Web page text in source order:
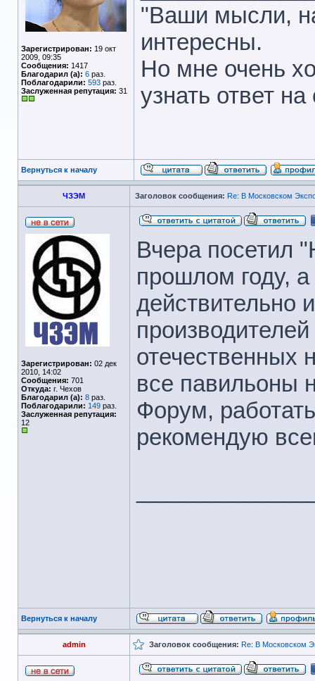
Зарегистрирован: 19 окт
2009, 09:35
Сообщения: 1417
Благодарил (а): 6 раз.
Поблагодарили: 593 раз.
Заслуженная репутация: 31
"Ваши мысли,
интересны.
Но мне очень
узнать ответ
Вернуться к началу
ЧЗЭМ Заголовок сообщения: Re: В Московском
Зарегистрирован: 02 дек
2010, 14:02
Сообщения: 701
Откуда: г. Чехов
Благодарил (а): 8 раз.
Поблагодарили: 149 раз.
Заслуженная репутация:
12
Вчера посетил
прошлом году,
действительно
отечественных
все павильоны
Форум,
рекомендую
Вернуться к началу
admin Заголовок сообщения: Re: В Московском